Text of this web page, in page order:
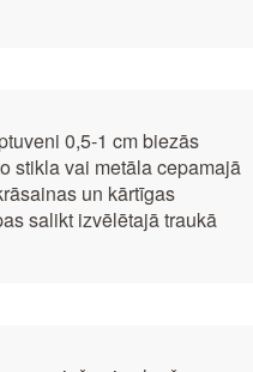
0,5-1 cm biezās
stikla vai metāla cepamajā
un kārtīgas
salikt izvēlētajā traukā